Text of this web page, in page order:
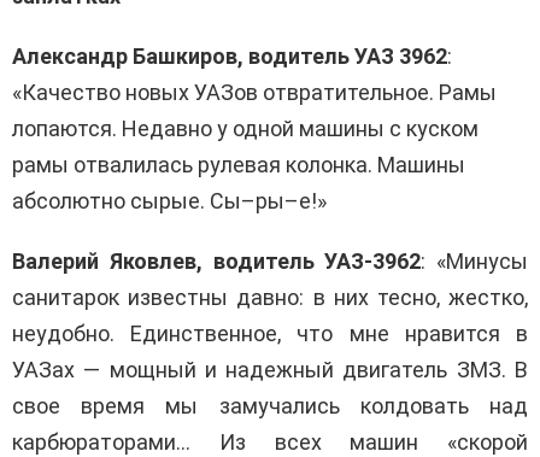
Александр Башкиров, водитель УАЗ 3962:
«Качество новых УАЗов отвратительное. Рамы
лопаются. Недавно у одной машины с куском
рамы отвалилась рулевая колонка. Машины
абсолютно сырые. Сы–ры–е!»
Валерий Яковлев, водитель УАЗ-3962: «Минусы
санитарок известны давно: в них тесно, жестко,
неудобно. Единственное, что мне нравится в
УАЗах — мощный и надежный двигатель ЗМЗ. В
свое время мы замучались колдовать над
карбюраторами… Из всех машин «скорой